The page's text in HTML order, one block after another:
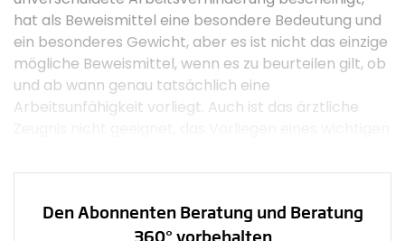
hat als Beweismittel eine besondere Bedeutung und
ein besonderes Gewicht, aber es ist nicht das einzige
mögliche Beweismittel, wenn es zu beurteilen gilt, ob
und ab wann genau tatsächlich eine
Arbeitsunfähigkeit vorliegt. Auch ist das ärztliche
Dem Bundesgerichtsentscheid 4A_89/2011 vom 27.
Den Abonnenten Beratung und Beratung
360° vorbehalten